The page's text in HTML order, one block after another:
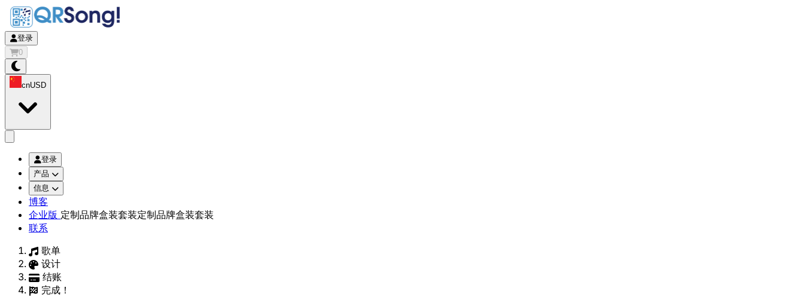
登录
0
cnUSD
登录
产品
信息
博客
企业版 定制品牌盒装套装定制品牌盒装套装
联系
歌单
设计
结账
完成！